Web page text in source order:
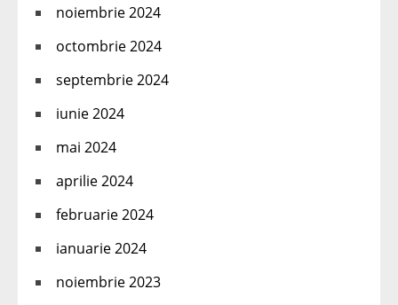
noiembrie 2024
octombrie 2024
septembrie 2024
iunie 2024
mai 2024
aprilie 2024
februarie 2024
ianuarie 2024
noiembrie 2023